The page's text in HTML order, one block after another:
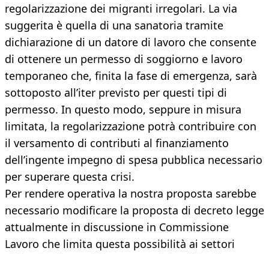
regolarizzazione dei migranti irregolari. La via
suggerita è quella di una sanatoria tramite
dichiarazione di un datore di lavoro che consente
di ottenere un permesso di soggiorno e lavoro
temporaneo che, finita la fase di emergenza, sarà
sottoposto all’iter previsto per questi tipi di
permesso. In questo modo, seppure in misura
limitata, la regolarizzazione potrà contribuire con
il versamento di contributi al finanziamento
dell’ingente impegno di spesa pubblica necessario
per superare questa crisi.
Per rendere operativa la nostra proposta sarebbe
necessario modificare la proposta di decreto legge
attualmente in discussione in Commissione
Lavoro che limita questa possibilità ai settori